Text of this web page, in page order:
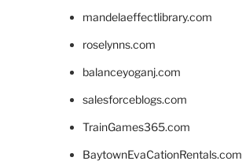
mandelaeffectlibrary.com
roselynns.com
balanceyoganj.com
salesforceblogs.com
TrainGames365.com
BaytownEvaCationRentals.com